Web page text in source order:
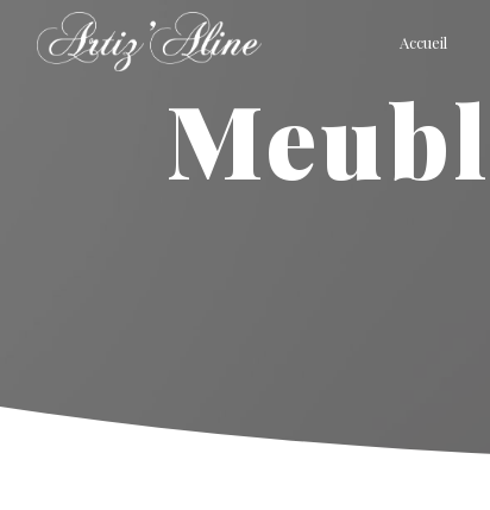
Accueil
meubles et objets chinés
Panneau de gestion des cookies